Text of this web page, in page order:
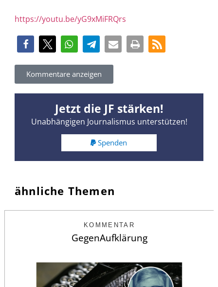
https://youtu.be/yG9xMiFRQrs
Kommentare anzeigen
Jetzt die JF stärken!
Unabhängigen Journalismus unterstützen!
Spenden
ähnliche Themen
KOMMENTAR
GegenAufklärung